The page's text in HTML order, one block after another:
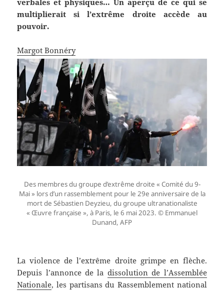
verbales et physiques… Un aperçu de ce qui se
multiplierait si l’extrême droite accède au
pouvoir.
Margot Bonnéry
Des membres du groupe d’extrême droite « Comité du 9-
Mai » lors d’un rassemblement pour le 29e anniversaire de la
mort de Sébastien Deyzieu, du groupe ultranationaliste
« Œuvre française », à Paris, le 6 mai 2023. © Emmanuel
Dunand, AFP
La violence de l’extrême droite grimpe en flèche.
Depuis l’annonce de la dissolution de l’Assemblée
Nationale, les partisans du Rassemblement national